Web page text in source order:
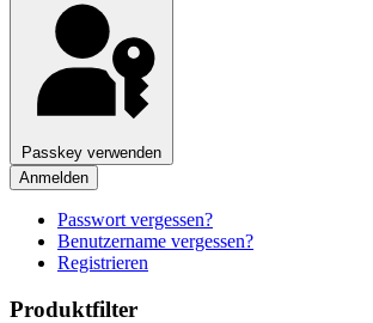
Passkey verwenden
Anmelden
Passwort vergessen?
Benutzername vergessen?
Registrieren
Produktfilter